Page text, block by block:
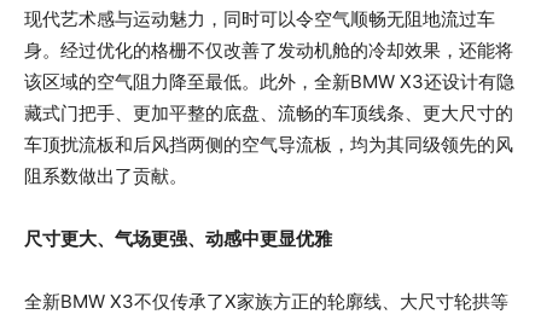
现代艺术感与运动魅力，同时可以令空气顺畅无阻地流过车
身。经过优化的格栅不仅改善了发动机舱的冷却效果，还能将
该区域的空气阻力降至最低。此外，全新BMW X3还设计有隐
藏式门把手、更加平整的底盘、流畅的车顶线条、更大尺寸的
车顶扰流板和后风挡两侧的空气导流板，均为其同级领先的风
阻系数做出了贡献。
尺寸更大、气场更强、动感中更显优雅
全新BMW X3不仅传承了X家族方正的轮廓线、大尺寸轮拱等